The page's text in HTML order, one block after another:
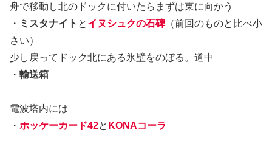
舟で移動し北のドックに付いたらまずは東に向かう
・ ミスタナイト と イヌシュクの石碑（前回のものと比べ小
さい）
少し戻ってドック北にある氷壁をのぼる。道中
・ 輸送箱
電波塔内には
・ ホッケーカード42と KONAコーラ